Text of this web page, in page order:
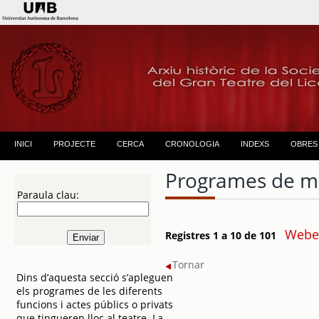
INICI PROJECTE CERCA CRONOLOGIA INDEXS OBRES
Paraula clau:
Dins d’aquesta secció s’apleguen
els programes de les diferents
funcions i actes públics o privats
Programes de
Registres 1 a 10 de 101
Tornar